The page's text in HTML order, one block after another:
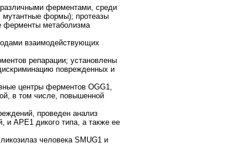
ферментами, среди
мутантные формы); протеазы
ферменты метаболизма
взаимодействующих
репарации; установлены
поврежденных и
центры ферментов OGG1,
в том числе, повышенной
проведен анализ
APE1 дикого типа, а также ее
человека SMUG1 и